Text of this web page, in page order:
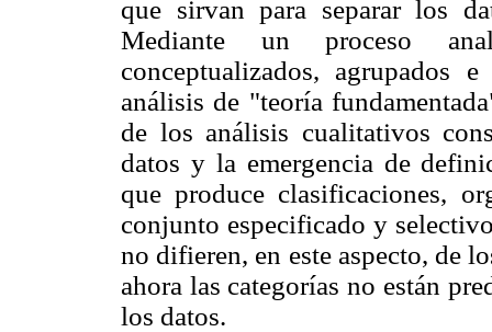
que sirvan para separar los
Mediante un proceso
conceptualizados, agrupados
análisis de "teoría
de los análisis cualitativos
datos y la emergencia de
que produce clasificaciones,
conjunto especificado y
no difieren, en este aspecto, de
ahora las categorías no están
los datos.